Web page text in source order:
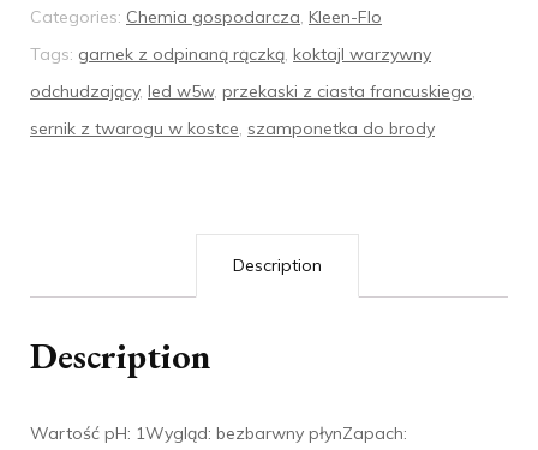
Categories: Chemia gospodarcza Kleen-Flo
Tags: garnek z odpinaną rączką koktajl warzywny
odchudzający, led w5w, przekaski z ciasta francuskiego
sernik z twarogu w kostce szamponetka do brody
Description
Description
Wartość pH: 1Wygląd: bezbarwny płynZapach: